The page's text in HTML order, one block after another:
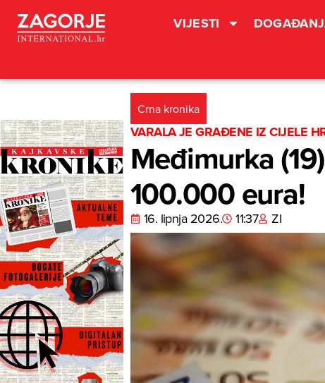
VIJESTI
Crna kronika
VARALA JE GRAĐENE IZ CIJELE
Međimurka
100.000 eura!
16. lipnja 2026. 11:37 ZI